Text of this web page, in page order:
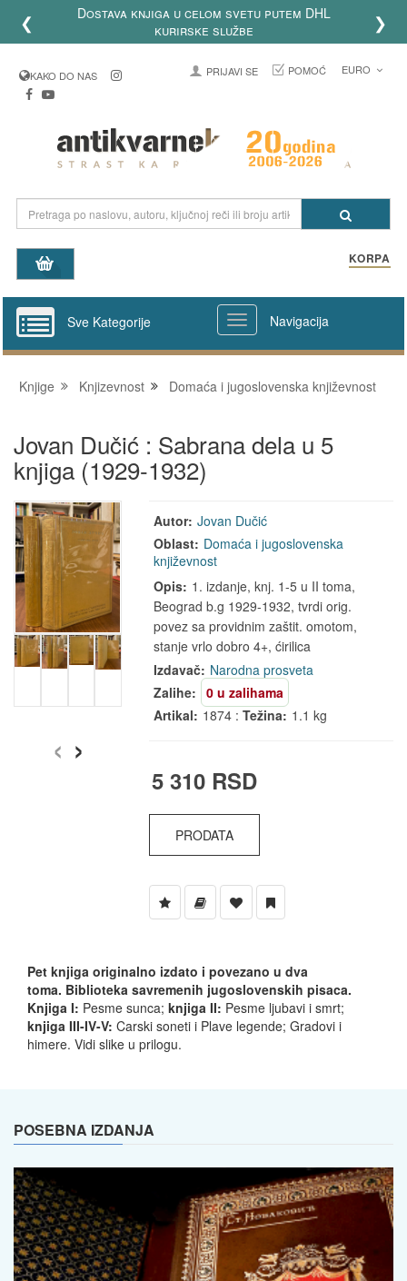
❮
Dostava knjiga u celom svetu putem DHL
kurirske službe
❯
KAKO DO NAS PRIJAVI SE POMOĆ EURO
KORPA
Sve Kategorije Navigacija
Knjige Knjizevnost Domaća i jugoslovenska književnost
Jovan Dučić : Sabrana dela u 5
knjiga (1929-1932)
‹ ›
Autor: Jovan Dučić
Oblast: Domaća i jugoslovenska
književnost
Opis: 1. izdanje, knj. 1-5 u II toma,
Beograd b.g 1929-1932, tvrdi orig.
povez sa providnim zaštit. omotom,
stanje vrlo dobro 4+, ćirilica
Izdavač: Narodna prosveta
Zalihe:
0 u zalihama
Artikal: 1874 :Težina: 1.1 kg
5 310 RSD
PRODATA
Pet knjiga originalno izdato i povezano u dva
toma. Biblioteka savremenih jugoslovenskih pisaca.
Knjiga I: Pesme sunca; knjiga II: Pesme ljubavi i smrt;
knjiga III-IV-V: Carski soneti i Plave legende; Gradovi i
himere. Vidi slike u prilogu.
POSEBNA IZDANJA